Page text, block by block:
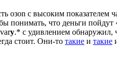
c высоким показателем
понимать, что деньги
y.* с удивлением обнаружил,
стоит. Они-то такие и такие